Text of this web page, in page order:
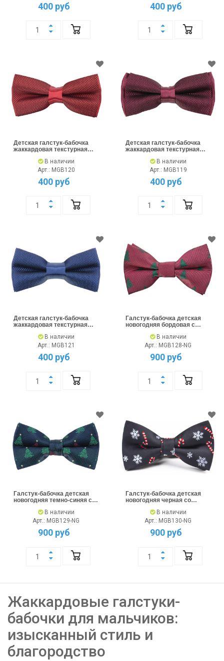
400 руб 400 руб
Детская галстук-бабочка
жаккардовая текстурная
В наличии
Арт.: MGB120
400 руб
Детская галстук-бабочка
жаккардовая текстурная
В наличии
Арт.: MGB119
400 руб
Детская галстук-бабочка
жаккардовая текстурная
В наличии
Арт.: MGB121
400 руб
Галстук-бабочка детская
новогодняя бордовая с
В наличии
Арт.: MGB128-NG
900 руб
Галстук-бабочка детская
новогодняя темно-синяя с
В наличии
Арт.: MGB129-NG
900 руб
Галстук-бабочка детская
новогодняя черная со
В наличии
Арт.: MGB130-NG
900 руб
Жаккардовые галстуки-
бабочки для мальчиков:
изысканный стиль и
благородство